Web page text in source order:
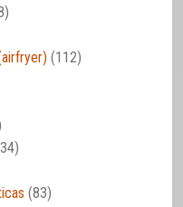
(112)
(83)